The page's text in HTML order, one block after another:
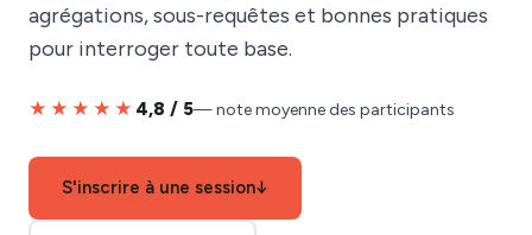
agrégations, sous-requêtes et bonnes pratiques
pour interroger toute base.
★★★★★ 4,8 / 5— note moyenne des participants
S'inscrire à une session↓